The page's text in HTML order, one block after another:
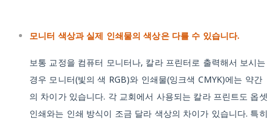
모니터 색상과 실제 인쇄물의 색상은 다를 수 있습니다.
보통 교정을 컴퓨터 모니터나, 칼라 프린터로 출력해서 보시는
경우 모니터(빛의 색 RGB)와 인쇄물(잉크색 CMYK)에는 약간
의 차이가 있습니다. 각 교회에서 사용되는 칼라 프린트도 옵셋
인쇄와는 인쇄 방식이 조금 달라 색상의 차이가 있습니다. 특히